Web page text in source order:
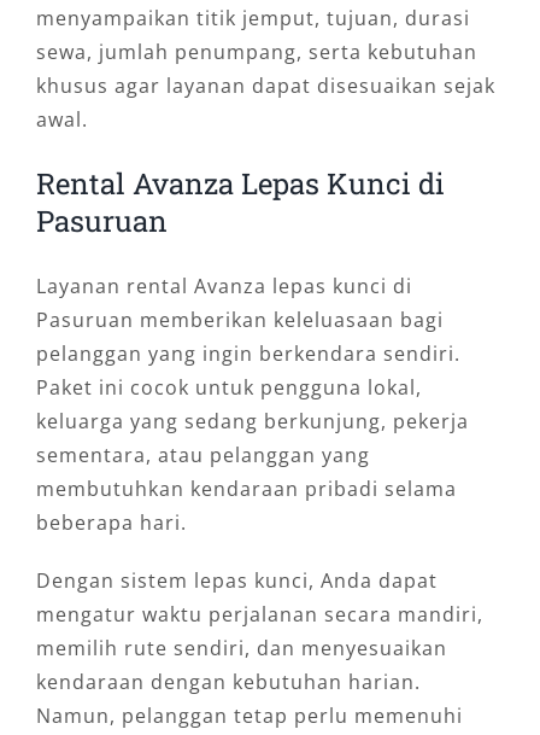
menyampaikan titik jemput, tujuan, durasi
sewa, jumlah penumpang, serta kebutuhan
khusus agar layanan dapat disesuaikan sejak
awal.
Rental Avanza Lepas Kunci di
Pasuruan
Layanan rental Avanza lepas kunci di
Pasuruan memberikan keleluasaan bagi
pelanggan yang ingin berkendara sendiri.
Paket ini cocok untuk pengguna lokal,
keluarga yang sedang berkunjung, pekerja
sementara, atau pelanggan yang
membutuhkan kendaraan pribadi selama
beberapa hari.
Dengan sistem lepas kunci, Anda dapat
mengatur waktu perjalanan secara mandiri,
memilih rute sendiri, dan menyesuaikan
kendaraan dengan kebutuhan harian.
Namun, pelanggan tetap perlu memenuhi